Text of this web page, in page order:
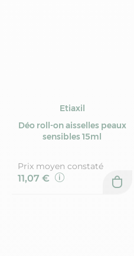
Etiaxil
Déo roll-on aisselles peaux
sensibles 15ml
Prix moyen constaté
11,07 €